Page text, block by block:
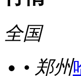
全国
• 郑州